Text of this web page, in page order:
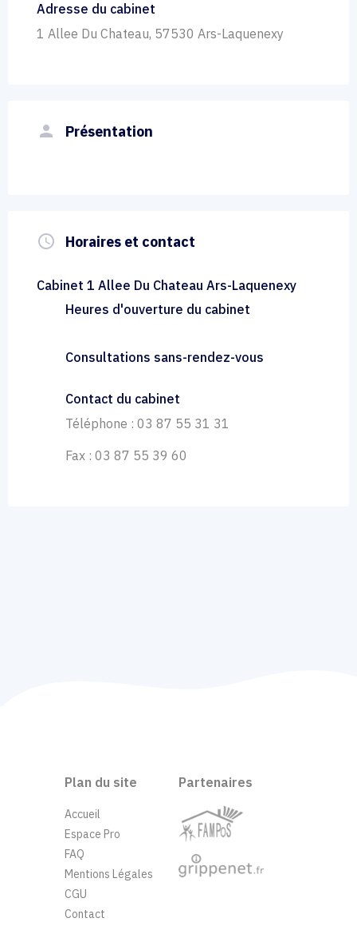
Adresse du cabinet
1 Allee Du Chateau, 57530 Ars-Laquenexy
person Présentation
query_builder Horaires et contact
Cabinet 1 Allee Du Chateau Ars-Laquenexy
Heures d'ouverture du cabinet
Consultations sans-rendez-vous
Contact du cabinet
Téléphone : 03 87 55 31 31
Fax : 03 87 55 39 60
Plan du site
Accueil
Espace Pro
FAQ
Mentions Légales
CGU
Contact
Partenaires